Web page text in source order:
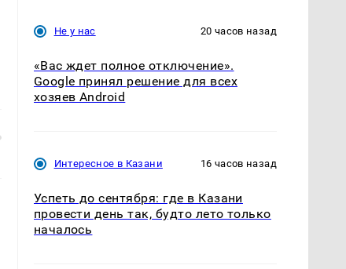
Не у нас 20 часов назад
«Вас ждет полное отключение».
Google принял решение для всех
хозяев Android
Интересное в Казани 16 часов назад
Успеть до сентября: где в Казани
провести день так, будто лето только
началось